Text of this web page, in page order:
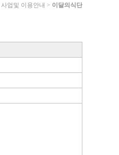
사업및 이용안내 > 이달의식단